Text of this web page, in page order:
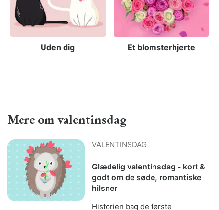
Uden dig Et blomsterhjerte
Mere om valentinsdag
VALENTINSDAG
Glædelig valentinsdag - kort &
godt om de søde, romantiske
hilsner
Historien bag de første